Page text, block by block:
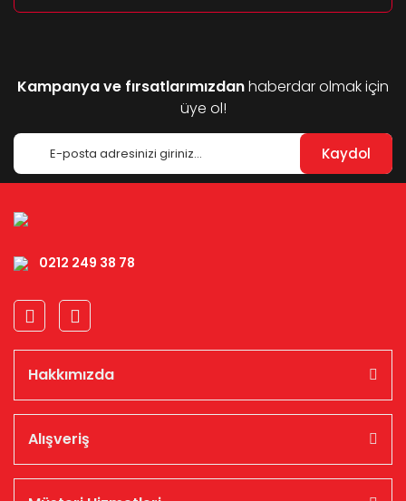
Kampanya ve fırsatlarımızdanhaberdar olmak için
üye ol!
Kaydol
0212 249 38 78
Hakkımızda
Alışveriş